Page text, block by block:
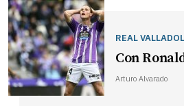
REAL
Con
Arturo Alvarado